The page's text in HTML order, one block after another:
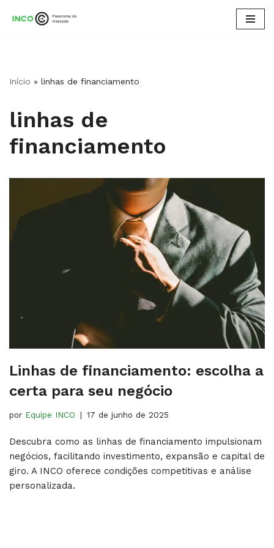
conteúdo
Início » linhas de financiamento​
linhas de
financiamento​
Linhas de financiamento: escolha a
certa para seu negócio
por Equipe INCO 17 de junho de 2025
Descubra como as linhas de financiamento impulsionam
negócios, facilitando investimento, expansão e capital de
giro. A INCO oferece condições competitivas e análise
personalizada.